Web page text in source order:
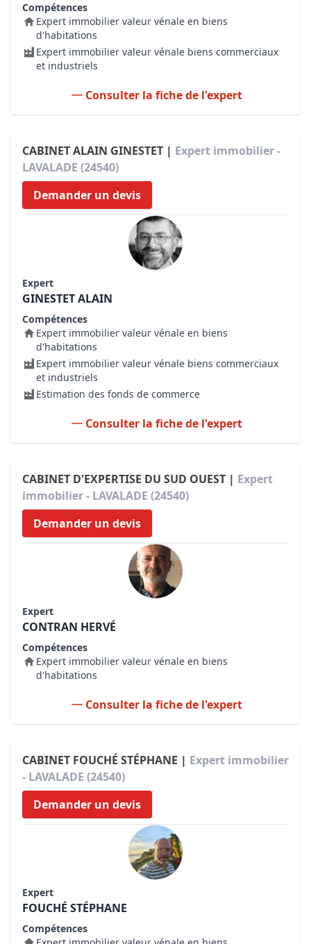
Compétences
Expert immobilier valeur vénale en biens
d'habitations
Expert immobilier valeur vénale biens commerciaux
et industriels
Consulter la fiche de l'expert
CABINET ALAIN GINESTET | Expert immobilier -
LAVALADE (24540)
Demander un devis
Expert
GINESTET ALAIN
Compétences
Expert immobilier valeur vénale en biens
d'habitations
Expert immobilier valeur vénale biens commerciaux
et industriels
Estimation des fonds de commerce
Consulter la fiche de l'expert
CABINET D'EXPERTISE DU SUD OUEST | Expert
immobilier - LAVALADE (24540)
Demander un devis
Expert
CONTRAN HERVÉ
Compétences
Expert immobilier valeur vénale en biens
d'habitations
Consulter la fiche de l'expert
CABINET FOUCHÉ STÉPHANE | Expert immobilier
- LAVALADE (24540)
Demander un devis
Expert
FOUCHÉ STÉPHANE
Compétences